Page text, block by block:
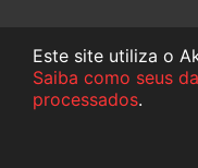
Este site utiliza o
Saiba como seus
processados.